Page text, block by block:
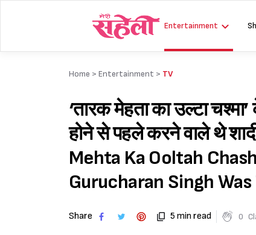
Entertainment
Home > Entertainment > TV
‘तारक मेहता का उल्टा
होने से पहले करने वाले थे
Mehta Ka Ooltah
Gurucharan Singh
Share 5 min read 0